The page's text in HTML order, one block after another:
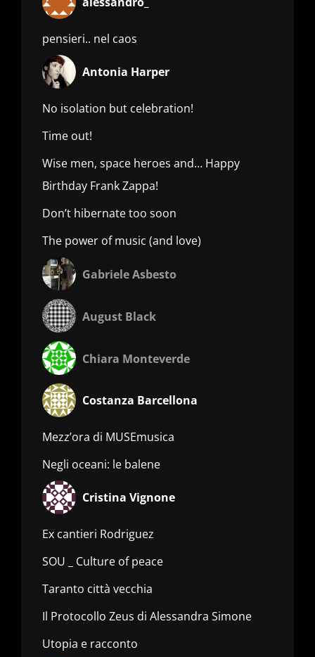
pensieri.. nel caos
Antonia Harper
No isolation but celebration!
Time out!
Wise men, space heroes and… Happy
Birthday Frank Zappa!
Don’t hibernate too soon
The power of music (and love)
Gabriele Asbesto
August Black
Chiara Monteverde
Costanza Barcellona
Mezz’ora di MUSEmusica
Negli oceani: le balene
Cristina Vignone
Ex cantieri Rodriguez
SOU _ Culture of peace
Taranto città vecchia
Il Protocollo Zeus di Alessandra Simone
Utopia e racconto